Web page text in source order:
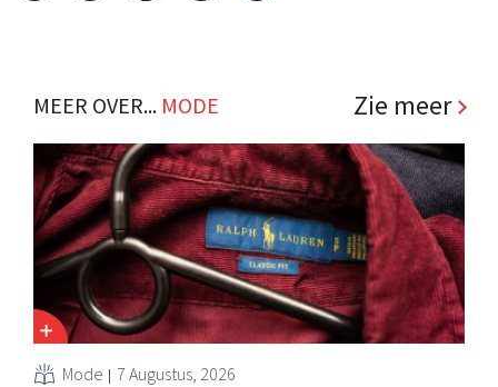
MEER OVER... MODE Zie meer
Mode 7 Augustus, 2026